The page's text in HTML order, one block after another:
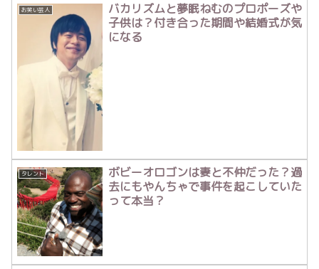
お笑い芸人
バカリズムと夢眠ねむのプロポーズや
子供は？付き合った期間や結婚式が気
になる
タレント
ボビーオロゴンは妻と不仲だった？過
去にもやんちゃで事件を起こしていた
って本当？